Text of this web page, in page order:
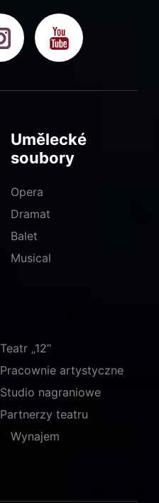
Umělecké
soubory
Opera
Dramat
Balet
Musical
Teatr „12“
Pracownie artystyczne
Studio nagraniowe
Partnerzy teatru
Wynajem